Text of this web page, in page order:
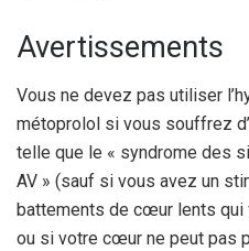
Avertissements
Vous ne devez pas utiliser
métoprolol si vous souffrez
telle que le « syndrome des
AV » (sauf si vous avez un
battements de cœur lents qui
ou si votre cœur ne peut pas